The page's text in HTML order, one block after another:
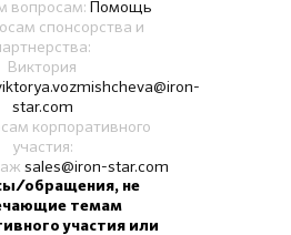
вопросам: Помощь
спонсорства и
Виктория
star.com
корпоративного
участия:
sales@iron-star.com
обращения, не
темам
участия или